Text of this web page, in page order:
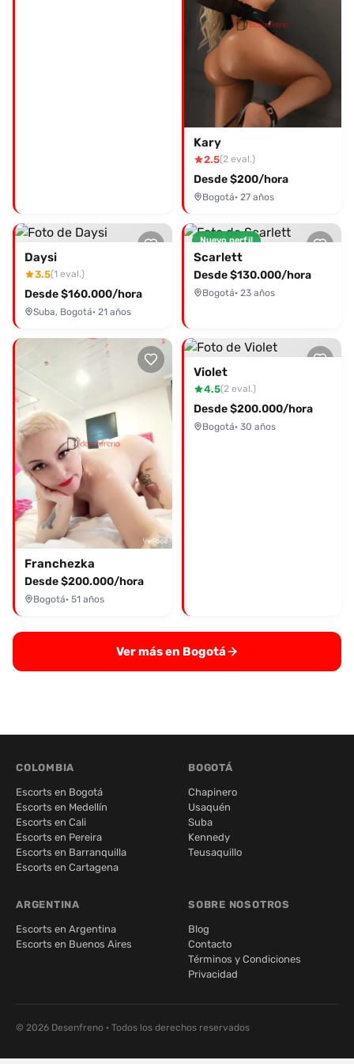
Kary
2.5(2 eval.)
Desde $200/hora
Bogotá· 27 años
Daysi
3.5(1 eval.)
Desde $160.000/hora
Suba, Bogotá· 21 años
Nuevo perfil
Scarlett
Desde $130.000/hora
Bogotá· 23 años
Franchezka
Desde $200.000/hora
Bogotá· 51 años
Violet
4.5(2 eval.)
Desde $200.000/hora
Bogotá· 30 años
Ver más en Bogotá
COLOMBIA
Escorts en Bogotá
Escorts en Medellín
Escorts en Cali
Escorts en Pereira
Escorts en Barranquilla
Escorts en Cartagena
BOGOTÁ
Chapinero
Usaquén
Suba
Kennedy
Teusaquillo
ARGENTINA
Escorts en Argentina
Escorts en Buenos Aires
SOBRE NOSOTROS
Blog
Contacto
Términos y Condiciones
Privacidad
© 2026 Desenfreno · Todos los derechos reservados